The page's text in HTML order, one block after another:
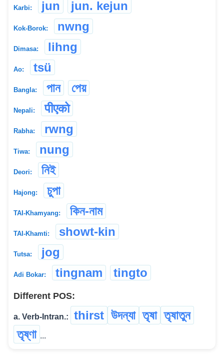
Karbi: jun jun. kejun
Kok-Borok: nwng
Dimasa: lihng
Ao: tsü
Bangla: পান পেয়
Nepali: पीएको
Rabha: rwng
Tiwa: nung
Deori: নিই
Hajong: চুপা
TAI-Khamyang: কিন-নাম
TAI-Khamti: showt-kin
Tutsa: jog
Adi Bokar: tingnam tingto
Different POS:
a. Verb-Intran.: thirst উদন্যা তৃষা তৃষাতুন
তৃষ্ণা ...